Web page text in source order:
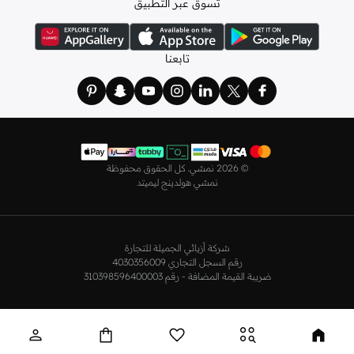
مريحة، بما في ذلك قمصان النوم والبيجامات من علامات
نعومي
وغيرها.
استعدي لأجواء الصيف مع مجموعتنا من ملابس السباحة التي تضم كل ما تحتاجينه،
مستلزمات الشاطئ أو المسبح.
من علامات رائدة مثلتمبرلاندو لاكوست وغانتوجيوردانووغيرها، لتكون دائمًا في أبهى
صورة سواء كنت متوجهاً إلى عملك أو تقضي عطلة نهاية الأسبوع برفقة أصدقائك
ستجد لدينا في مجموعة التيشيرتات والقمصان كل ما تحتاجه مع مجموعة متنوعة من
وفي نزهاتك مع أصدقائك. واطلع على الكنزات والهوديز و
وألوان متعددة لتكون بكامل أناقتك في كافة المناسبات.
للموضة.
تسوق عبر التطبيق
تابعنا
© 2026 نمشي. كل الحقوق محفوظة
نمشي هولدينج ليميتد
شركة أزيائي الجميلة للتجارة
رقم السجل التجاري 4030356009
ضريبة القيمة المضافة - رقم 310398596400003